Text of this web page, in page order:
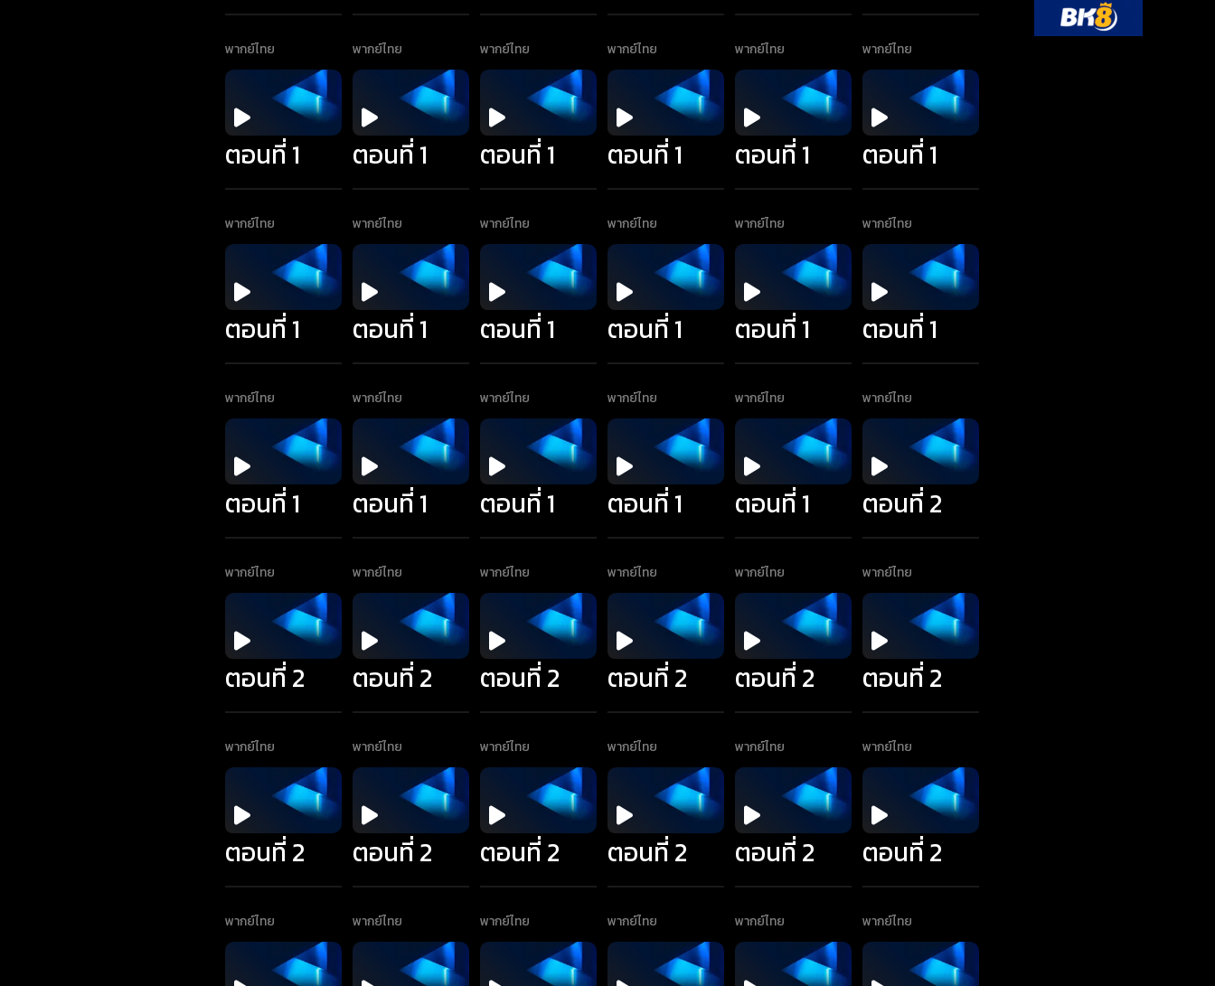
พากย์ไทย พากย์ไทย พากย์ไทย พากย์ไทย พากย์ไทย พากย์ไทย
ตอนที่ 1
พากย์ไทย
ตอนที่ 1
พากย์ไทย
ตอนที่ 1
พากย์ไทย
ตอนที่ 1
พากย์ไทย
ตอนที่ 1
พากย์ไทย
ตอนที่ 1
พากย์ไทย
ตอนที่ 1
พากย์ไทย
ตอนที่ 1
พากย์ไทย
ตอนที่ 1
พากย์ไทย
ตอนที่ 1
พากย์ไทย
ตอนที่ 1
พากย์ไทย
ตอนที่ 1
พากย์ไทย
ตอนที่ 1
พากย์ไทย
ตอนที่ 1
พากย์ไทย
ตอนที่ 1
พากย์ไทย
ตอนที่ 1
พากย์ไทย
ตอนที่ 1
พากย์ไทย
ตอนที่ 2
พากย์ไทย
ตอนที่ 2
พากย์ไทย
ตอนที่ 2
พากย์ไทย
ตอนที่ 2
พากย์ไทย
ตอนที่ 2
พากย์ไทย
ตอนที่ 2
พากย์ไทย
ตอนที่ 2
พากย์ไทย
ตอนที่ 2
พากย์ไทย
ตอนที่ 2
พากย์ไทย
ตอนที่ 2
พากย์ไทย
ตอนที่ 2
พากย์ไทย
ตอนที่ 2
พากย์ไทย
ตอนที่ 2
พากย์ไทย